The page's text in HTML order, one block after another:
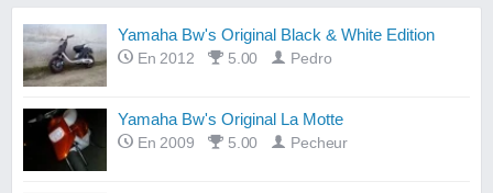
Yamaha Bw's Original Black & White Edition
En 2012 5.00 Pedro
Yamaha Bw's Original La Motte
En 2009 5.00 Pecheur